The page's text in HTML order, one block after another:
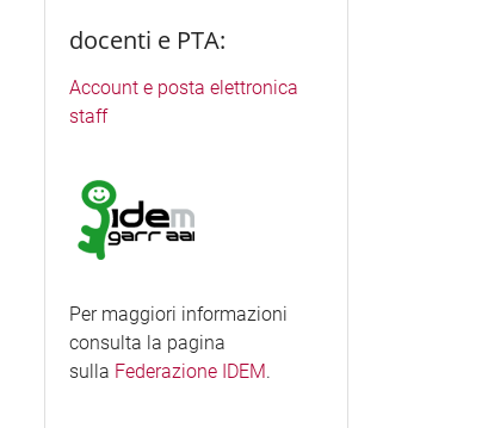
docenti e PTA:
Account e posta elettronica
staff
Per maggiori informazioni
consulta la pagina
sulla Federazione IDEM.